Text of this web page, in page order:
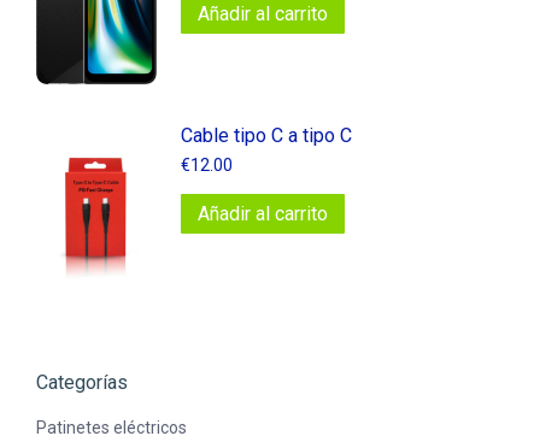
Añadir al carrito
Cable tipo C a tipo C
€12.00
Añadir al carrito
Categorías
Patinetes eléctricos